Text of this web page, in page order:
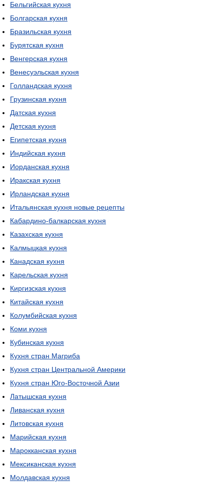
Бельгийская кухня
Болгарская кухня
Бразильская кухня
Бурятская кухня
Венгерская кухня
Венесуэльская кухня
Голландская кухня
Грузинская кухня
Датская кухня
Детская кухня
Египетская кухня
Индийская кухня
Иорданская кухня
Иракская кухня
Ирландская кухня
Итальянская кухня новые рецепты
Кабардино-балкарская кухня
Казахская кухня
Калмыцкая кухня
Канадская кухня
Карельская кухня
Киргизская кухня
Китайская кухня
Колумбийская кухня
Коми кухня
Кубинская кухня
Кухня стран Магриба
Кухня стран Центральной Америки
Кухня стран Юго-Восточной Азии
Латышская кухня
Ливанская кухня
Литовская кухня
Марийская кухня
Марокканская кухня
Мексиканская кухня
Молдавская кухня